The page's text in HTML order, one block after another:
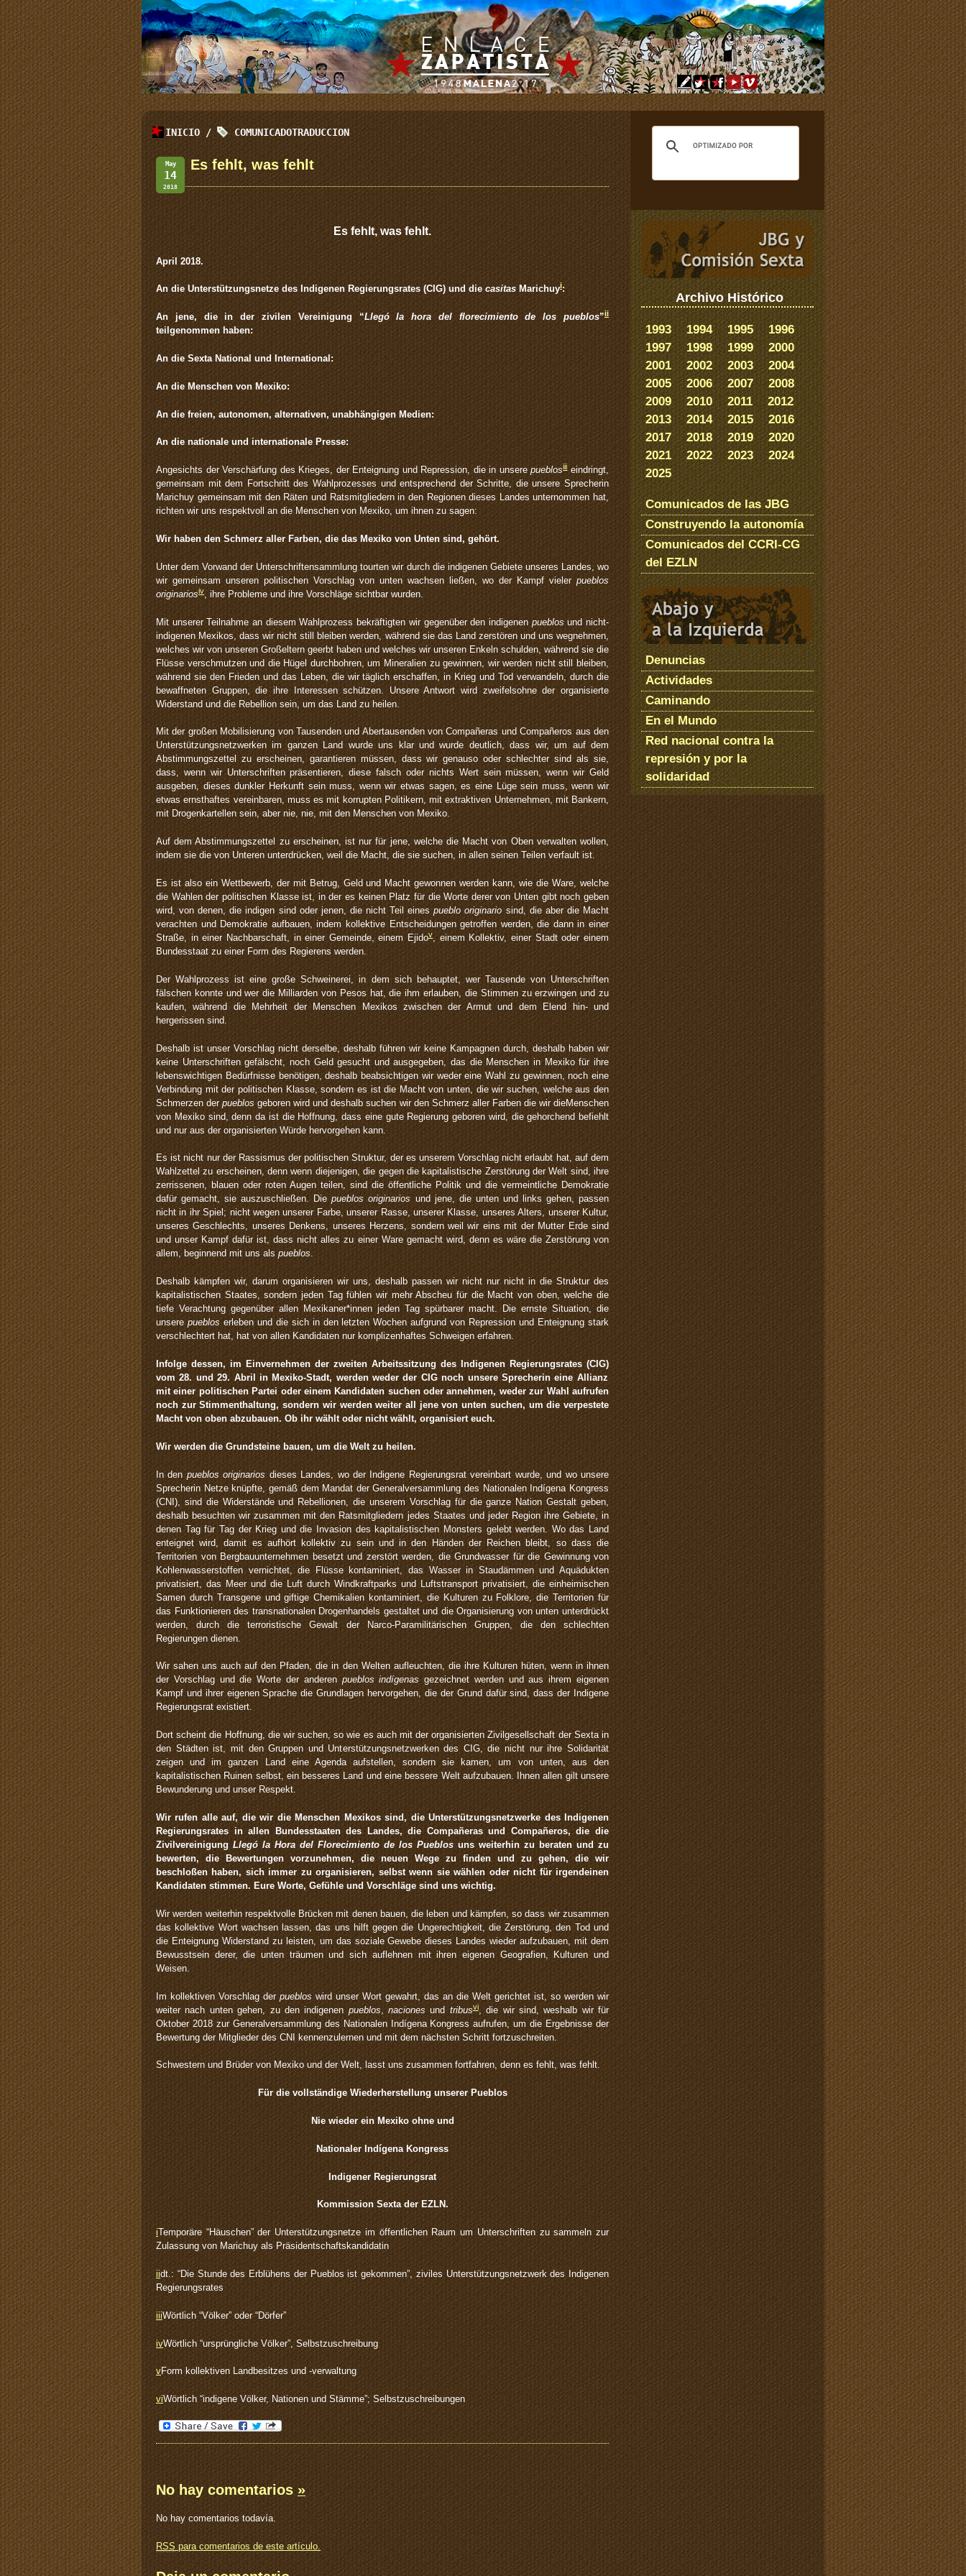
INICIO / COMUNICADOTRADUCCION
May
14
2018
Es fehlt, was fehlt
Es fehlt, was fehlt.
April 2018.
An die Unterstützungsnetze des Indigenen Regierungsrates (CIG) und die casitas Marichuyi:
An jene, die in der zivilen Vereinigung “Llegó la hora del florecimiento de los pueblos”ii
teilgenommen haben:
An die Sexta National und International:
An die Menschen von Mexiko:
An die freien, autonomen, alternativen, unabhängigen Medien:
An die nationale und internationale Presse:
Angesichts der Verschärfung des Krieges, der Enteignung und Repression, die in unserepueblosiiieindringt,
gemeinsam mit dem Fortschritt des Wahlprozesses und entsprechend der Schritte, die unsere Sprecherin
Marichuy gemeinsam mit den Räten und Ratsmitgliedern in den Regionen dieses Landes unternommen hat,
richten wir uns respektvoll an die Menschen von Mexiko, um ihnen zu sagen:
Wir haben den Schmerz aller Farben, die das Mexiko von Unten sind, gehört.
Unter dem Vorwand der Unterschriftensammlung tourten wir durch die indigenen Gebiete unseres Landes, wo
wir gemeinsam unseren politischen Vorschlag von unten wachsen ließen, wo der Kampf vieler pueblos
originariosiv , ihre Probleme und ihre Vorschläge sichtbar wurden.
Mit unserer Teilnahme an diesem Wahlprozess bekräftigten wir gegenüber den indigenen pueblosund nicht-
indigenen Mexikos, dass wir nicht still bleiben werden, während sie das Land zerstören und uns wegnehmen,
welches wir von unseren Großeltern geerbt haben und welches wir unseren Enkeln schulden, während sie die
Flüsse verschmutzen und die Hügel durchbohren, um Mineralien zu gewinnen, wir werden nicht still bleiben,
während sie den Frieden und das Leben, die wir täglich erschaffen, in Krieg und Tod verwandeln, durch die
bewaffneten Gruppen, die ihre Interessen schützen. Unsere Antwort wird zweifelsohne der organisierte
Widerstand und die Rebellion sein, um das Land zu heilen.
Mit der großen Mobilisierung von Tausenden und Abertausenden von Compañeras und Compañeros aus den
Unterstützungsnetzwerken im ganzen Land wurde uns klar und wurde deutlich, dass wir, um auf dem
Abstimmungszettel zu erscheinen, garantieren müssen, dass wir genauso oder schlechter sind als sie,
dass, wenn wir Unterschriften präsentieren, diese falsch oder nichts Wert sein müssen, wenn wir Geld
ausgeben, dieses dunkler Herkunft sein muss, wenn wir etwas sagen, es eine Lüge sein muss, wenn wir
etwas ernsthaftes vereinbaren, muss es mit korrupten Politikern, mit extraktiven Unternehmen, mit Bankern,
mit Drogenkartellen sein, aber nie, nie, mit den Menschen von Mexiko.
Auf dem Abstimmungszettel zu erscheinen, ist nur für jene, welche die Macht von Oben verwalten wollen,
indem sie die von Unteren unterdrücken, weil die Macht, die sie suchen, in allen seinen Teilen verfault ist.
Es ist also ein Wettbewerb, der mit Betrug, Geld und Macht gewonnen werden kann, wie die Ware, welche
die Wahlen der politischen Klasse ist, in der es keinen Platz für die Worte derer von Unten gibt noch geben
wird, von denen, die indigen sind oder jenen, die nicht Teil einespueblo originario sind, die aber die Macht
verachten und Demokratie aufbauen, indem kollektive Entscheidungen getroffen werden, die dann in einer
Straße, in einer Nachbarschaft, in einer Gemeinde, einem Ejidov, einem Kollektiv, einer Stadt oder einem
Bundesstaat zu einer Form des Regierens werden.
Der Wahlprozess ist eine große Schweinerei, in dem sich behauptet, wer Tausende von Unterschriften
fälschen konnte und wer die Milliarden von Pesos hat, die ihm erlauben, die Stimmen zu erzwingen und zu
kaufen, während die Mehrheit der Menschen Mexikos zwischen der Armut und dem Elend hin- und
hergerissen sind.
Deshalb ist unser Vorschlag nicht derselbe, deshalb führen wir keine Kampagnen durch, deshalb haben wir
keine Unterschriften gefälscht, noch Geld gesucht und ausgegeben, das die Menschen in Mexiko für ihre
lebenswichtigen Bedürfnisse benötigen, deshalb beabsichtigen wir weder eine Wahl zu gewinnen, noch eine
Verbindung mit der politischen Klasse, sondern es ist die Macht von unten, die wir suchen, welche aus den
Schmerzen derpueblos geboren wird und deshalb suchen wir den Schmerz aller Farben die wir dieMenschen
von Mexiko sind, denn da ist die Hoffnung, dass eine gute Regierung geboren wird, die gehorchend befiehlt
und nur aus der organisierten Würde hervorgehen kann.
Es ist nicht nur der Rassismus der politischen Struktur, der es unserem Vorschlag nicht erlaubt hat, auf dem
Wahlzettel zu erscheinen, denn wenn diejenigen, die gegen die kapitalistische Zerstörung der Welt sind, ihre
zerrissenen, blauen oder roten Augen teilen, sind die öffentliche Politik und die vermeintliche Demokratie
dafür gemacht, sie auszuschließen. Diepueblos originarios und jene, die unten und links gehen, passen
nicht in ihr Spiel; nicht wegen unserer Farbe, unserer Rasse, unserer Klasse, unseres Alters, unserer Kultur,
unseres Geschlechts, unseres Denkens, unseres Herzens, sondern weil wir eins mit der Mutter Erde sind
und unser Kampf dafür ist, dass nicht alles zu einer Ware gemacht wird, denn es wäre die Zerstörung von
allem, beginnend mit uns als pueblos.
Deshalb kämpfen wir, darum organisieren wir uns, deshalb passen wir nicht nur nicht in die Struktur des
kapitalistischen Staates, sondern jeden Tag fühlen wir mehr Abscheu für die Macht von oben, welche die
tiefe Verachtung gegenüber allen Mexikaner*innen jeden Tag spürbarer macht. Die ernste Situation, die
unsere puebloserleben und die sich in den letzten Wochen aufgrund von Repression und Enteignung stark
verschlechtert hat, hat von allen Kandidaten nur komplizenhaftes Schweigen erfahren.
Infolge dessen, im Einvernehmen der zweiten Arbeitssitzung des Indigenen Regierungsrates (CIG)
vom 28. und 29. Abril in Mexiko-Stadt, werden weder der CIG noch unsere Sprecherin eine Allianz
mit einer politischen Partei oder einem Kandidaten suchen oder annehmen, weder zur Wahl aufrufen
noch zur Stimmenthaltung, sondern wir werden weiterall jene von unten suchen, um die verpestete
Macht von oben abzubauen. Ob ihr wählt oder nicht wählt, organisiert euch.
Wir werden die Grundsteine bauen, um die Welt zu heilen.
In den pueblos originarios dieses Landes, wo der Indigene Regierungsrat vereinbart wurde, und wo unsere
Sprecherin Netze knüpfte, gemäß dem Mandat der Generalversammlung des Nationalen Indígena Kongress
(CNI), sind die Widerstände und Rebellionen, die unserem Vorschlag für die ganze Nation Gestalt geben,
deshalb besuchten wir zusammen mit den Ratsmitgliedern jedes Staates und jeder Region ihre Gebiete, in
denen Tag für Tag der Krieg und die Invasion des kapitalistischen Monsters gelebt werden. Wo das Land
enteignet wird, damit es aufhört kollektiv zu sein und in den Händen der Reichen bleibt, so dass die
Territorien von Bergbauunternehmen besetzt und zerstört werden, die Grundwasser für die Gewinnung von
Kohlenwasserstoffen vernichtet, die Flüsse kontaminiert, das Wasser in Staudämmen und Aquädukten
privatisiert, das Meer und die Luft durch Windkraftparks und Luftstransport privatisiert, die einheimischen
Samen durch Transgene und giftige Chemikalien kontaminiert, die Kulturen zu Folklore, die Territorien für
das Funktionieren des transnationalen Drogenhandels gestaltet und die Organisierung von unten unterdrückt
werden, durch die terroristische Gewalt der Narco-Paramilitärischen Gruppen, die den schlechten
Regierungen dienen.
Wir sahen uns auch auf den Pfaden, die in den Welten aufleuchten, die ihre Kulturen hüten, wenn in ihnen
der Vorschlag und die Worte der anderen pueblosindígenas gezeichnet werden und aus ihrem eigenen
Kampf und ihrer eigenen Sprache die Grundlagen hervorgehen, die der Grund dafür sind, dass der Indigene
Regierungsrat existiert.
Dort scheint die Hoffnung, die wir suchen, so wie es auch mit der organisierten Zivilgesellschaft der Sexta in
den Städten ist, mit den Gruppen und Unterstützungsnetzwerken des CIG, die nicht nur ihre Solidarität
zeigen und im ganzen Land eine Agenda aufstellen, sondern sie kamen, um von unten, aus den
kapitalistischen Ruinen selbst, ein besseres Land und eine bessere Welt aufzubauen. Ihnen allen gilt unsere
Bewunderung und unser Respekt.
Wir rufen alle auf, die wir die Menschen Mexikos sind, die Unterstützungsnetzwerke des Indigenen
Regierungsrates in allen Bundesstaaten des Landes, die Compañeras und Compañeros, die die
Zivilvereinigung Llegó la Hora del Florecimiento de los Pueblos uns weiterhin zu beraten und zu
bewerten, die Bewertungen vorzunehmen, die neuen Wege zu finden und zu gehen, die wir
beschloßen haben, sich immer zu organisieren, selbst wenn sie wählen oder nicht für irgendeinen
Kandidaten stimmen. Eure Worte, Gefühle und Vorschläge sind uns wichtig.
Wir werden weiterhin respektvolle Brücken mit denen bauen, die leben und kämpfen, so dass wir zusammen
das kollektive Wort wachsen lassen, das uns hilft gegen die Ungerechtigkeit, die Zerstörung, den Tod und
die Enteignung Widerstand zu leisten, um das soziale Gewebe dieses Landes wieder aufzubauen, mit dem
Bewusstsein derer, die unten träumen und sich auflehnen mit ihren eigenen Geografien, Kulturen und
Weisen.
Im kollektiven Vorschlag der pueblos wird unser Wort gewahrt, das an die Welt gerichtet ist, so werden wir
weiter nach unten gehen, zu den indigenen pueblos, naciones und tribusvi, die wir sind, weshalb wir für
Oktober 2018 zur Generalversammlung des Nationalen Indígena Kongress aufrufen, um die Ergebnisse der
Bewertung der Mitglieder des CNI kennenzulernen und mit dem nächsten Schritt fortzuschreiten.
Schwestern und Brüder von Mexiko und der Welt, lasst uns zusammen fortfahren, denn es fehlt, was fehlt.
Für die vollständige Wiederherstellung unserer Pueblos
Nie wieder ein Mexiko ohne und
Nationaler Indígena Kongress
Indigener Regierungsrat
Kommission Sexta der EZLN.
iTemporäre “Häuschen” der Unterstützungsnetze im öffentlichen Raum um Unterschriften zu sammeln zur
Zulassung von Marichuy als Präsidentschaftskandidatin
iidt.: “Die Stunde des Erblühens der Pueblos ist gekommen”, ziviles Unterstützungsnetzwerk des Indigenen
Regierungsrates
iiiWörtlich “Völker” oder “Dörfer”
ivWörtlich “ursprüngliche Völker”, Selbstzuschreibung
vForm kollektiven Landbesitzes und -verwaltung
viWörtlich “indigene Völker, Nationen und Stämme”; Selbstzuschreibungen
No hay comentarios»
No hay comentarios todavía.
RSS para comentarios de este artículo.
Archivo Histórico
1993 1994 1995
1996
1997
1998 1999
2000
2001
2002 2003
2004
2005
2006 2007
2008
2009
2010 2011
2012
2013
2014 2015
2016
2017
2018 2019
2020
2021
2022 2023
2024
2025
Comunicados de las JBG
Construyendo la autonomía
Comunicados del CCRI-CG
del EZLN
Denuncias
Actividades
Caminando
En el Mundo
Red nacional contra la
represión y por la
solidaridad